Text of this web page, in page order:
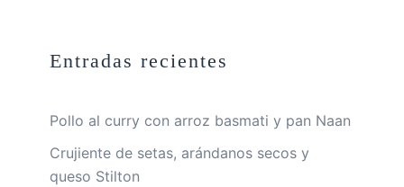
Entradas recientes
Pollo al curry con arroz basmati y pan Naan
Crujiente de setas, arándanos secos y
queso Stilton